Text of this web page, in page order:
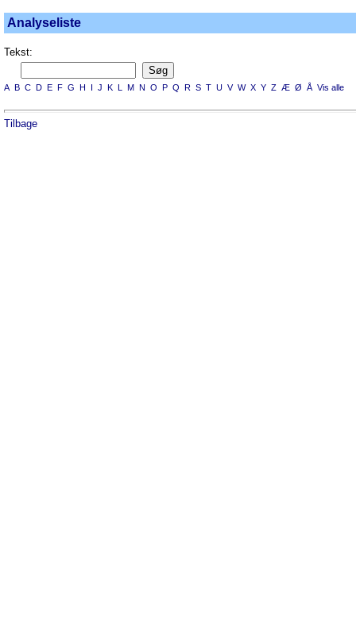
Analyseliste
Tekst:
A B C D E F G H I J K L M N O P Q R S T U V W X Y Z Æ Ø Å Vis alle
Tilbage